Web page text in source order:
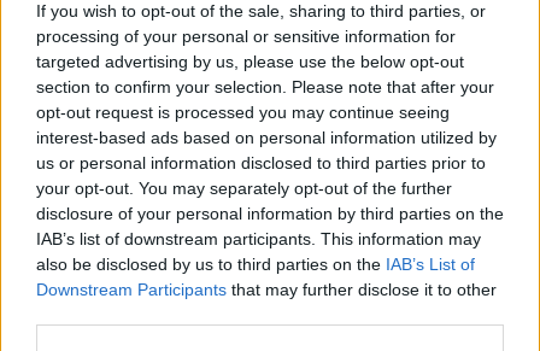
If you wish to opt-out of the sale, sharing to third parties, or
processing of your personal or sensitive information for
targeted advertising by us, please use the below opt-out
section to confirm your selection. Please note that after your
opt-out request is processed you may continue seeing
interest-based ads based on personal information utilized by
us or personal information disclosed to third parties prior to
your opt-out. You may separately opt-out of the further
disclosure of your personal information by third parties on the
IAB’s list of downstream participants. This information may
also be disclosed by us to third parties on the IAB’s List of
Downstream Participants that may further disclose it to other
Hozzászólások
Mi a baj a 8 osztályos általános iskolával, és mi jöhet
helyette?
A kisiskolák tanárhiánya és a kisgimnáziumok elitképzővé válása